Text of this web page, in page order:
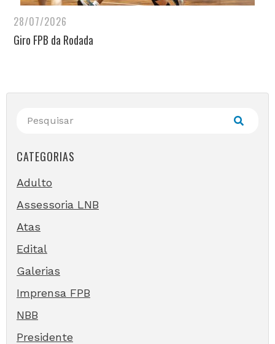
28/07/2026
Giro FPB da Rodada
CATEGORIAS
Adulto
Assessoria LNB
Atas
Edital
Galerias
Imprensa FPB
NBB
Presidente